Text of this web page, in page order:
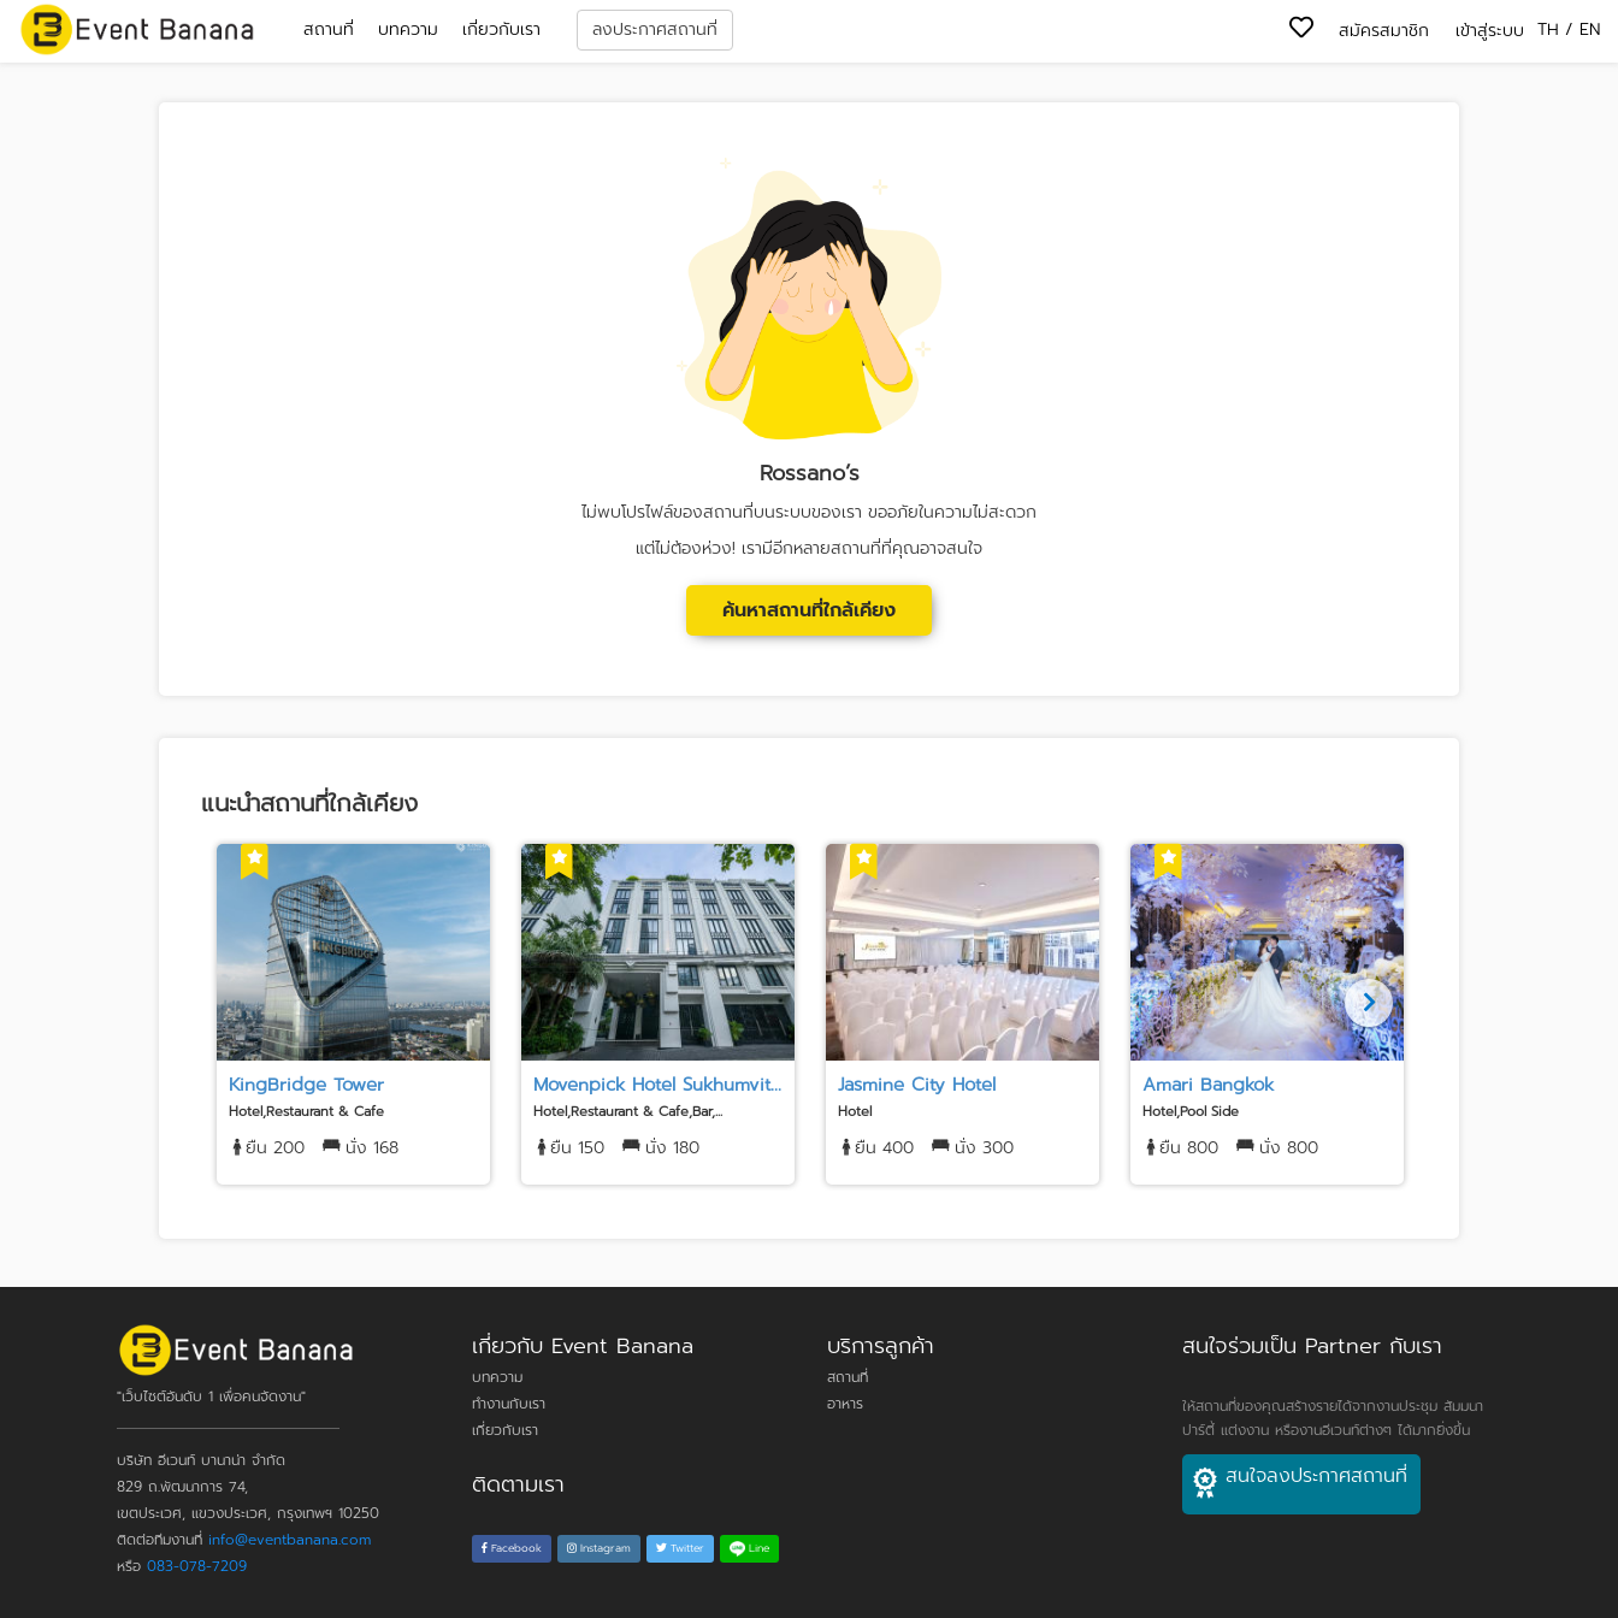
สถานที่ บทความ เกี่ยวกับเรา ลงประกาศสถานที่ TH / EN
สมัครสมาชิก เข้าสู่ระบบ
Rossano’s
ไม่พบโปรไฟล์ของสถานที่บนระบบของเรา ขออภัยในความไม่สะดวก
แต่ไม่ต้องห่วง! เรามีอีกหลายสถานที่ที่คุณอาจสนใจ
ค้นหาสถานที่ใกล้เคียง
แนะนำสถานที่ใกล้เคียง
KingBridge Tower
Hotel,Restaurant & Cafe
ยืน 200 นั่ง 168
Movenpick Hotel Sukhumvit...
Hotel,Restaurant & Cafe,Bar,...
ยืน 150 นั่ง 180
Jasmine City Hotel
Hotel
ยืน 400 นั่ง 300
Amari Bangkok
Hotel,Pool Side
ยืน 800 นั่ง 800
"เว็บไซต์อันดับ 1 เพื่อคนจัดงาน"
บริษัท อีเวนท์ บานาน่า จำกัด
829 ถ.พัฒนาการ 74,
เขตประเวศ, แขวงประเวศ, กรุงเทพฯ 10250
ติดต่อทีมงานที่ info@eventbanana.com
หรือ 083-078-7209
เกี่ยวกับ Event Banana
บทความ
ทำงานกับเรา
เกี่ยวกับเรา
ติดตามเรา
Facebook Instagram Twitter Line
บริการลูกค้า
สถานที่
อาหาร
สนใจร่วมเป็น Partner กับเรา
ให้สถานที่ของคุณสร้างรายได้จากงานประชุม สัมมนา
ปาร์ตี้ แต่งงาน หรืองานอีเวนท์ต่างๆ ได้มากยิ่งขึ้น
สนใจลงประกาศสถานที่